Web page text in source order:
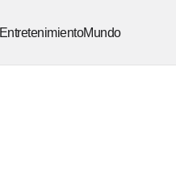
EntretenimientoMundo